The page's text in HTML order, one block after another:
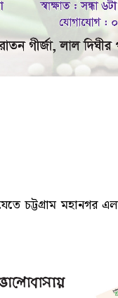
চট্টগ্রাম